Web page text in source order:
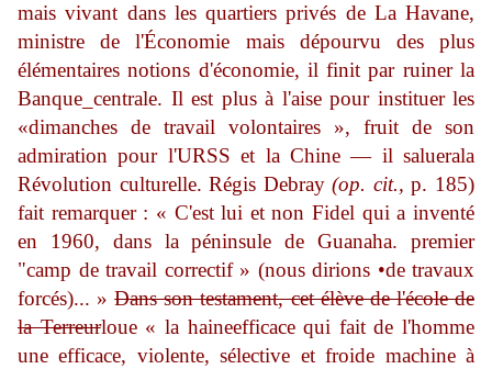
mais vivant dans les quartiers privés de La Havane,
ministre de l'Économie mais dépourvu des plus
élémentaires notions d'économie, il finit par ruiner la
Banque_centrale. Il est plus à l'aise pour instituer les
«dimanches de travail volontaires », fruit de son
admiration pour l'URSS et la Chine — il saluerala
Révolution culturelle. Régis Debray (op. cit., p. 185)
fait remarquer : « C'est lui et non Fidel qui a inventé
en 1960, dans la péninsule de Guanaha. premier
"camp de travail correctif » (nous dirions •de travaux
forcés)... » Dans son testament, cet élève de l'école de
la Terreurloue « la haineefficace qui fait de l'homme
une efficace, violente, sélective et froide machine à